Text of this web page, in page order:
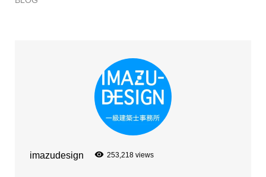
imazudesign 253,218 views